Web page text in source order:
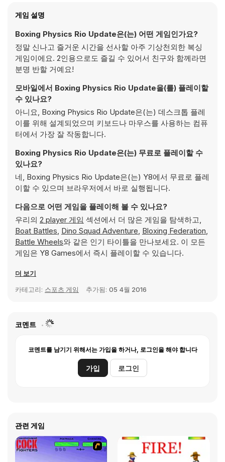
게임 설명
Boxing Physics Rio Update은(는) 어떤 게임인가요?
정말 신나고 즐거운 시간을 선사할 아주 기상천외한 복싱
게임이에요. 2인용으로도 즐길 수 있어서 친구와 함께라면
분명 반할 거예요!
모바일에서 Boxing Physics Rio Update을(를) 플레이할
수 있나요?
아니요, Boxing Physics Rio Update은(는) 데스크톱 플레
이를 위해 설계되었으며 키보드나 마우스를 사용하는 컴퓨
터에서 가장 잘 작동합니다.
Boxing Physics Rio Update은(는) 무료로 플레이할 수
있나요?
네, Boxing Physics Rio Update은(는) Y8에서 무료로 플레
이할 수 있으며 브라우저에서 바로 실행됩니다.
다음으로 어떤 게임을 플레이해 볼 수 있나요?
우리의 2 player 게임 섹션에서 더 많은 게임을 탐색하고,
Boat Battles, Dino Squad Adventure, Bloxing Federation,
Battle Wheels와 같은 인기 타이틀을 만나보세요. 이 모든
게임은 Y8 Games에서 즉시 플레이할 수 있습니다.
더 보기
카테고리: 스포츠 게임 추가됨: 05 4월 2016
코멘트
코멘트를 남기기 위해서는 가입을 하거나, 로그인을 해야 합니다
가입 로그인
관련 게임